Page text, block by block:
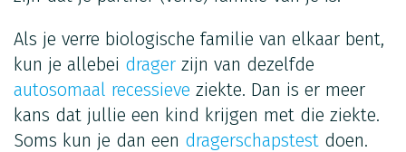
Als je verre biologische familie van elkaar bent,
kun je allebei drager zijn van dezelfde
autosomaal recessieve ziekte. Dan is er meer
kans dat jullie een kind krijgen met die ziekte.
Soms kun je dan een dragerschapstest doen.